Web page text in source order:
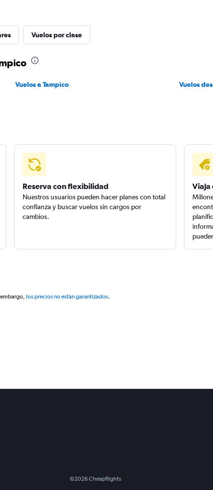
Vuelos por clase
Vuelos a Tampico
Vuelos
Reserva con flexibilidad
Nuestros usuarios pueden hacer planes con total
confianza y buscar vuelos sin cargos por
cambios.
Viaja
los precios no están garantizados.
©2026Cheapflights